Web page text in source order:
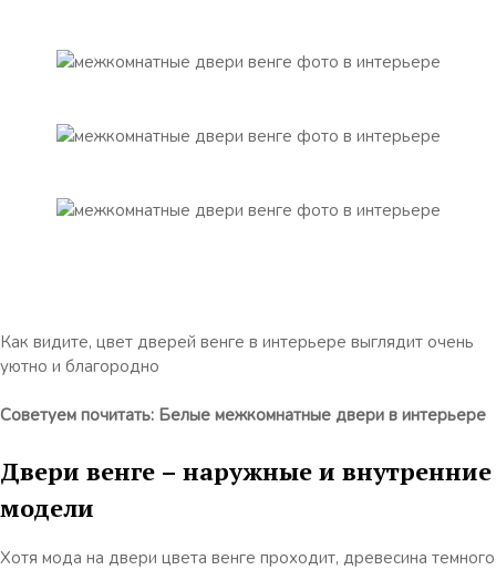
Как видите, цвет дверей венге в интерьере выглядит очень
уютно и благородно
Советуем почитать: Белые межкомнатные двери в интерьере
Двери венге – наружные и внутренние
модели
Хотя мода на двери цвета венге проходит, древесина темного